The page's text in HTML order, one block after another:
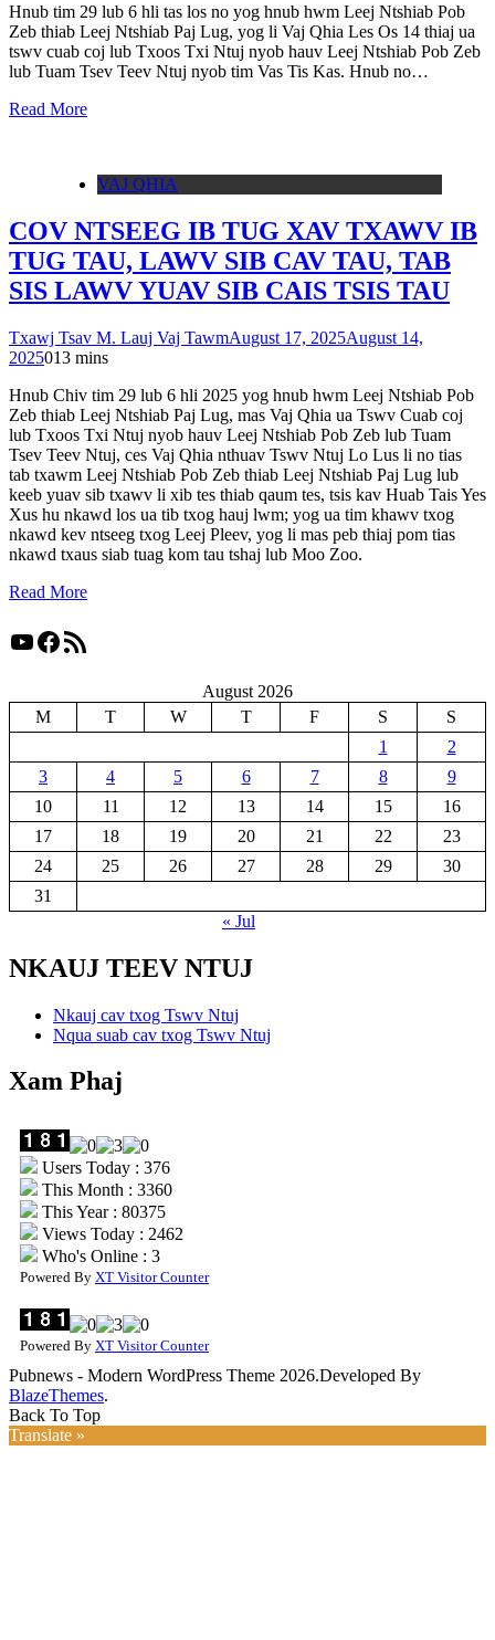
Hnub tim 29 lub 6 hli tas los no yog hnub hwm Leej Ntshiab Pob
Zeb thiab Leej Ntshiab Paj Lug, yog li Vaj Qhia Les Os 14 thiaj ua
tswv cuab coj lub Txoos Txi Ntuj nyob hauv Leej Ntshiab Pob Zeb
lub Tuam Tsev Teev Ntuj nyob tim Vas Tis Kas. Hnub no…
Read More
VAJ QHIA
COV NTSEEG IB TUG XAV TXAWV IB
TUG TAU, LAWV SIB CAV TAU, TAB
SIS LAWV YUAV SIB CAIS TSIS TAU
Txawj Tsav M. Lauj Vaj TawmAugust 17, 2025August 14,
2025013 mins
Hnub Chiv tim 29 lub 6 hli 2025 yog hnub hwm Leej Ntshiab Pob
Zeb thiab Leej Ntshiab Paj Lug, mas Vaj Qhia ua Tswv Cuab coj
lub Txoos Txi Ntuj nyob hauv Leej Ntshiab Pob Zeb lub Tuam
Tsev Teev Ntuj, ces Vaj Qhia nthuav Tswv Ntuj Lo Lus li no tias
tab txawm Leej Ntshiab Pob Zeb thiab Leej Ntshiab Paj Lug lub
keeb yuav sib txawv li xib tes thiab qaum tes, tsis kav Huab Tais Yes
Xus hu nkawd los ua tib txog hauj lwm; yog ua tim khawv txog
nkawd kev ntseeg txog Leej Pleev, yog li mas peb thiaj pom tias
nkawd txaus siab tuag kom tau tshaj lub Moo Zoo.
Read More
YouTube
Facebook
RSS Feed
August 2026
M
T W T F S
S
1
2
3
4 5 6 7 8
9
10
11 12 13 14 15
16
17
18 19 20 21 22
23
24
25 26 27 28 29
30
31
« Jul
NKAUJ TEEV NTUJ
Nkauj cav txog Tswv Ntuj
Nqua suab cav txog Tswv Ntuj
Xam Phaj
Users Today : 376
This Month : 3360
This Year : 80375
Views Today : 2462
Who's Online : 3
Powered By XT Visitor Counter
Powered By XT Visitor Counter
Pubnews - Modern WordPress Theme 2026.Developed By
BlazeThemes.
Back To Top
Translate »